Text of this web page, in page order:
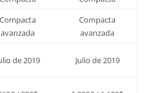
Compacta
avanzada
Compacta
avanzada
de 2019 Julio de 2019